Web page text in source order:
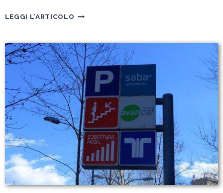
LEGGI L'ARTICOLO PARCHEGGI
BARCELLONA:
TUTTO
QUELLO
CHE
DEVI
SAPERE